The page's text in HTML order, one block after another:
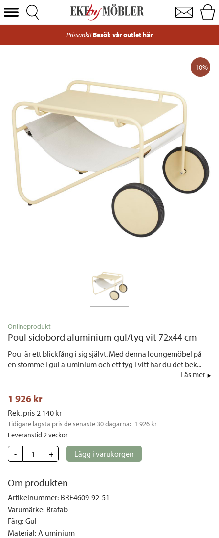
Poul sidobord aluminium gul/tyg vit 72x44 cm
Välj Kategori
Sängar
Förvaring
Inredning
Mattor
Belysning
Utemöbler
Prissänkt! Besök vår outlet här
-10%
Onlineprodukt
Poul sidobord aluminium gul/tyg vit 72x44 cm
Poul är ett blickfång i sig självt. Med denna loungemöbel på
en stomme i gul aluminium och ett tyg i vitt har du det bek...
Läs mer
1 926 kr
Rek. pris 2 140 kr
Tidigare lägsta pris de senaste 30 dagarna: 1 926 kr
Leveranstid 2 veckor
- + Lägg i varukorgen
Om produkten
Artikelnummer: BRF4609-92-51
Varumärke: Brafab
Färg: Gul
Material: Aluminium